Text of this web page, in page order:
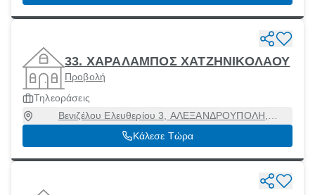
33. ΧΑΡΑΛΑΜΠΟΣ ΧΑΤΖΗΝΙΚΟΛΑΟΥ
Προβολή
Τηλεοράσεις
Βενιζέλου Ελευθερίου 3, ΑΛΕΞΑΝΔΡΟΥΠΟΛΗ,
Αλεξανδρούπολη [Δήμος], Έβρος, 68100
Κάλεσε Τώρα